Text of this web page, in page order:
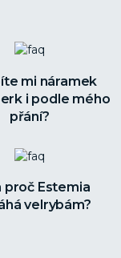
mi náramek
i podle mého
přání?
proč Estemia
velrybám?